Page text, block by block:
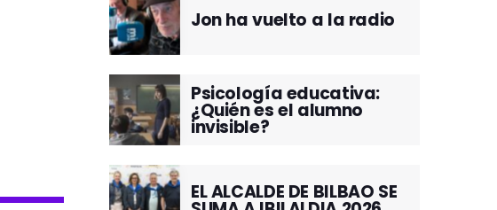
Jon ha vuelto a la radio
Psicología educativa:
¿Quién es el alumno
invisible?
EL ALCALDE DE BILBAO SE